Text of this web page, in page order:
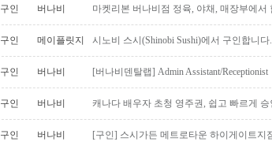
구인 버나비 마켓리본 버나비점 정육, 야채, 매장부에서
구인 메이플릿지 시노비 스시(Shinobi Sushi)에서 구인합니다.
구인 버나비 [버나비덴탈랩] Admin Assistant/Receptionist
구인 버나비 캐나다 배우자 초청 영주권, 쉽고 빠르게 승
구인 버나비 [구인] 스시가든 메트로타운 하이게이트지